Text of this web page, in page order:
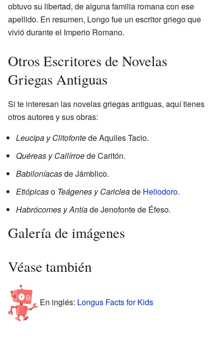
obtuvo su libertad, de alguna familia romana con ese
apellido. En resumen, Longo fue un escritor griego que
vivió durante el Imperio Romano.
Otros Escritores de Novelas
Griegas Antiguas
Si te interesan las novelas griegas antiguas, aquí tienes
otros autores y sus obras:
Leucipa y Clitofontede Aquiles Tacio.
Quéreas y Callírroede Caritón.
Babiloníacasde Jámblico.
Etiópicaso Teágenes y Caricleade Heliodoro.
Habrócomes y Antíade Jenofonte de Éfeso.
Galería de imágenes
Véase también
En inglés: Longus Facts for Kids